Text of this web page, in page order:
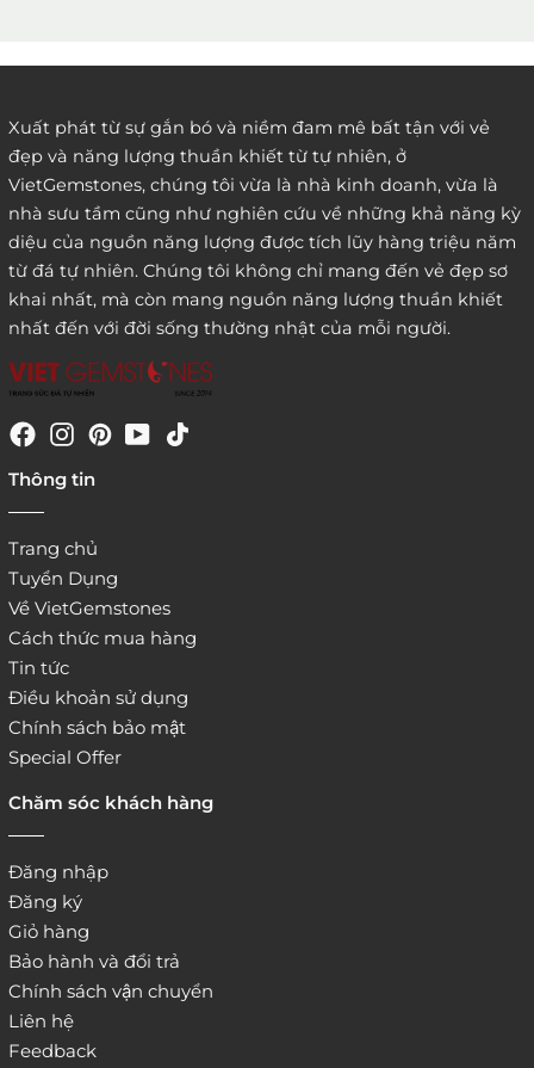
3. Đặt hàng thông quaemail hay chat trực tiếp với
chúng tôi:
website:
Xuất phát từ sự gắn bó và niềm đam mê bất tận với vẻ
đẹp và năng lượng thuần khiết từ tự nhiên, ở
VietGemstones, chúng tôi vừa là nhà kinh doanh, vừa là
nhà sưu tầm cũng như nghiên cứu về những khả năng kỳ
diệu của nguồn năng lượng được tích lũy hàng triệu năm
từ đá tự nhiên. Chúng tôi không chỉ mang đến vẻ đẹp sơ
khai nhất, mà còn mang nguồn năng lượng thuần khiết
nhất đến với đời sống thường nhật của mỗi người.
Thông tin
Trang chủ
Tuyển Dụng
Về VietGemstones
Cách thức mua hàng
Tin tức
Điều khoản sử dụng
Chính sách bảo mật
Special Offer
Chăm sóc khách hàng
Đăng nhập
Đăng ký
Giỏ hàng
Bảo hành và đổi trả
Chính sách vận chuyển
Liên hệ
Feedback